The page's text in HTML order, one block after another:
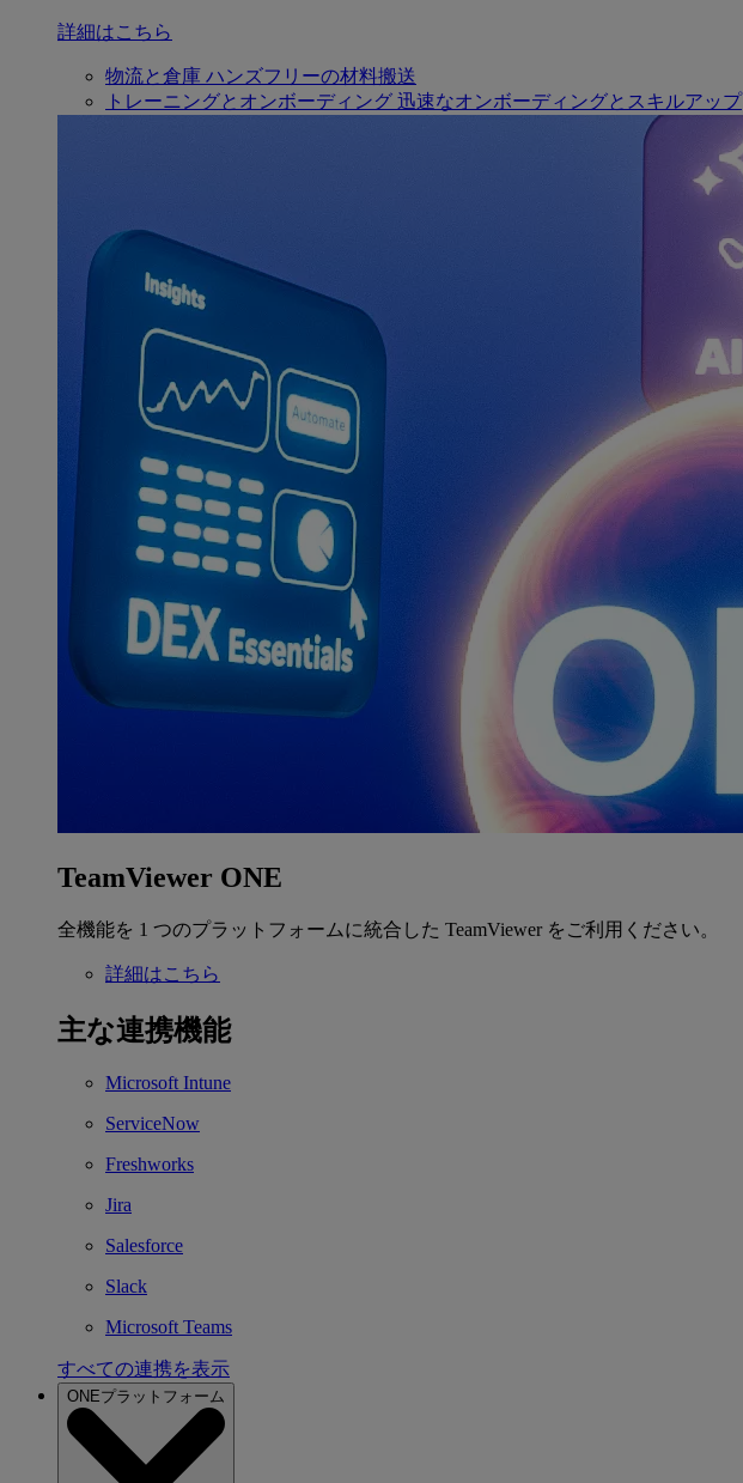
詳細はこちら
物流と倉庫 ハンズフリーの材料搬送
トレーニングとオンボーディング 迅速なオンボーディングとスキルアップ
TeamViewer ONE
全機能を 1 つのプラットフォームに統合した TeamViewer をご利用ください。
詳細はこちら
主な連携機能
Microsoft Intune
ServiceNow
Freshworks
Jira
Salesforce
Slack
Microsoft Teams
すべての連携を表示
ONEプラットフォーム